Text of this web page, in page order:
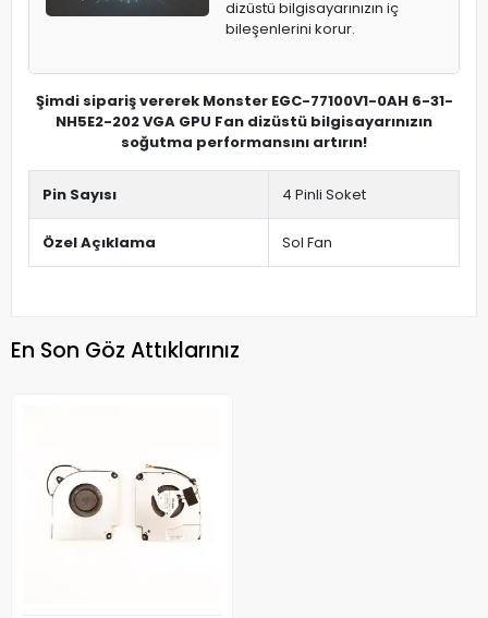
dizüstü bilgisayarınızın iç
bileşenlerini korur.
Şimdi sipariş vererek Monster EGC-77100V1-0AH 6-31-
NH5E2-202 VGA GPU Fan dizüstü bilgisayarınızın
soğutma performansını artırın!
Pin Sayısı 4 Pinli Soket
Özel Açıklama Sol Fan
En Son Göz Attıklarınız